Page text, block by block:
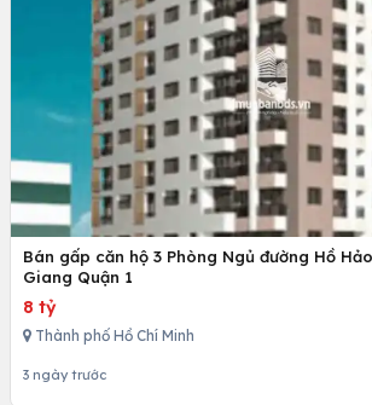
Bán gấp căn hộ 3 Phòng Ngủ đường Hồ
Giang Quận 1
8 tỷ
Thành phố Hồ Chí Minh
3 ngày trước